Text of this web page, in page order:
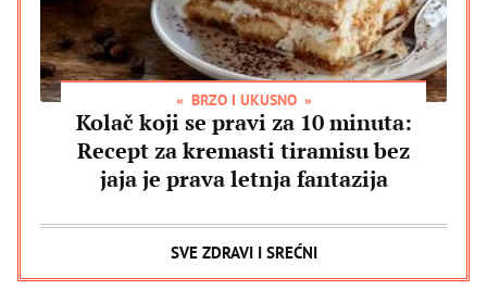
BRZO I UKUSNO
Kolač koji se pravi za 10 minuta:
Recept za kremasti tiramisu bez
jaja je prava letnja fantazija
SVE ZDRAVI I SREĆNI